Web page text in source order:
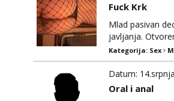
Fuck Krk
Mlad pasivan
javljanja.
Kategorija: Sex
Datum:
Oral i anal